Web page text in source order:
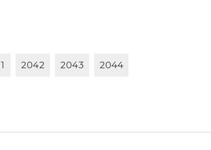
1 2042 2043 2044